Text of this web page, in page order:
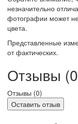
незначительно
фотографии может
цвета.
Представленные
от фактических.
Отзывы
Отзывы (0)
Оставить отзыв